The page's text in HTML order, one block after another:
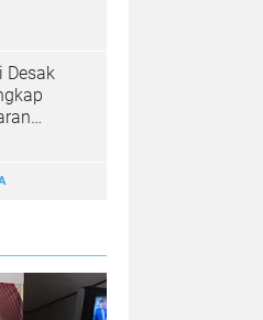
Desak
Bupati di